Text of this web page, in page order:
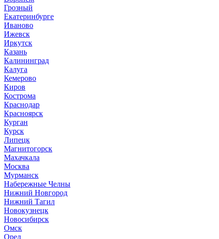
Грозный
Екатеринбурге
Иваново
Ижевск
Иркутск
Казань
Калининград
Калуга
Кемерово
Киров
Кострома
Краснодар
Красноярск
Курган
Курск
Липецк
Магнитогорск
Махачкала
Москва
Мурманск
Набережные Челны
Нижний Новгород
Нижний Тагил
Новокузнецк
Новосибирск
Омск
Орел